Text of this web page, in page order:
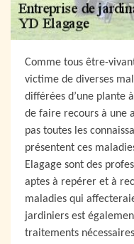
Comme tous être-
victime de diverses
différées d’une plante
de faire recours à une
pas toutes les
présentent ces
Elagage sont des
aptes à repérer et à
maladies qui
jardiniers est
traitements